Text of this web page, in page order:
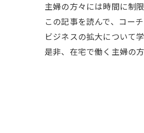
主婦の方々には時間に制
この記事を読んで、コー
ビジネスの拡大について
是非、在宅で働く主婦の